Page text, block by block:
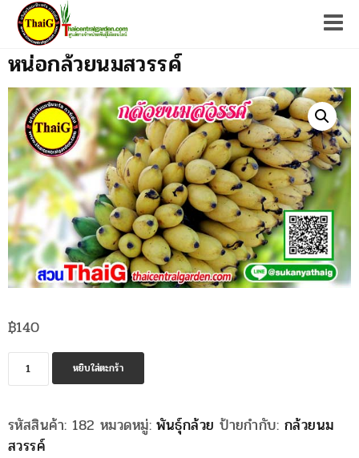
หน่อกล้วยนมสวรรค์
฿140
จำนวน
หน่อ
นม
สวรรค์
หยิบใส่ตะกร้า
รหัสสินค้า: 182 หมวดหมู่:พันธุ์กล้วย ป้ายกำกับ: กล้วยนม
สวรรค์